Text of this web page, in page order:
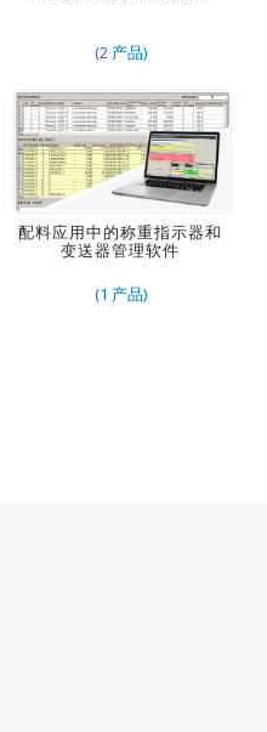
(2 产品)
配料应用中的称重指示器和
变送器管理软件
(1 产品)